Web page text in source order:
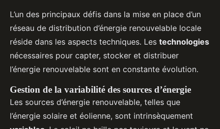
L’un des principaux défis dans la mise en place d’un
réseau de distribution d’énergie renouvelable locale
réside dans les aspects techniques. Les technologies
nécessaires pour capter, stocker et distribuer
l’énergie renouvelable sont en constante évolution.
Gestion de la variabilité des sources d’énergie
Les sources d’énergie renouvelable, telles que
l’énergie solaire et éolienne, sont intrinsèquement